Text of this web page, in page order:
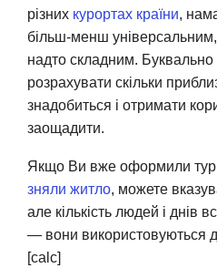
різних курортах країни,
більш-менш
надто складним.
розрахувати скільки
знадобиться і отримати
заощадити.
Якщо Ви вже оформили
зняли житло, можете
але кількість людей і днів
— вони використовуються
[calc]